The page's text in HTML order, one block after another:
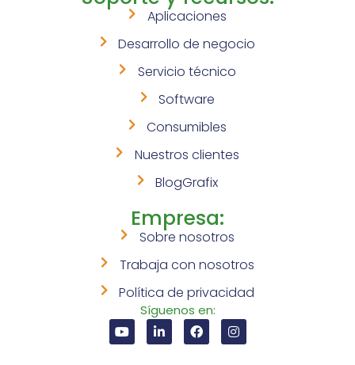
Aplicaciones
Desarrollo de negocio
Servicio técnico
Software
Consumibles
Nuestros clientes
BlogGrafix
Empresa:
Sobre nosotros
Trabaja con nosotros
Política de privacidad
Síguenos en: